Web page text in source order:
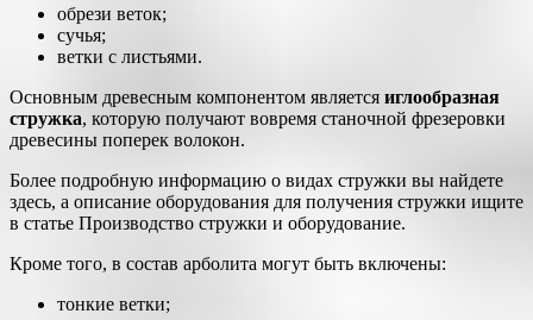
обрези веток;
сучья;
ветки с листьями.
Основным древесным компонентом является иглообразная
стружка, которую получают вовремя станочной фрезеровки
древесины поперек волокон.
Более подробную информацию о видах стружки вы найдете
здесь, а описание оборудования для получения стружки ищите
в статье Производство стружки и оборудование.
Кроме того, в состав арболита могут быть включены:
тонкие ветки;